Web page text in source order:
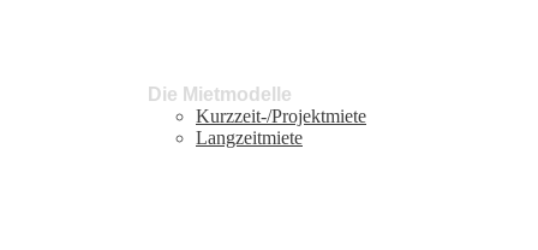
Die Mietmodelle
Kurzzeit-/Projektmiete
Langzeitmiete